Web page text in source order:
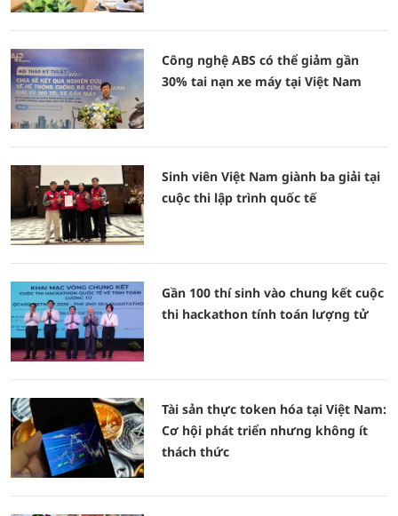
Công nghệ ABS có thể giảm gần
30% tai nạn xe máy tại Việt Nam
Sinh viên Việt Nam giành ba giải tại
cuộc thi lập trình quốc tế
Gần 100 thí sinh vào chung kết cuộc
thi hackathon tính toán lượng tử
Tài sản thực token hóa tại Việt Nam:
Cơ hội phát triển nhưng không ít
thách thức